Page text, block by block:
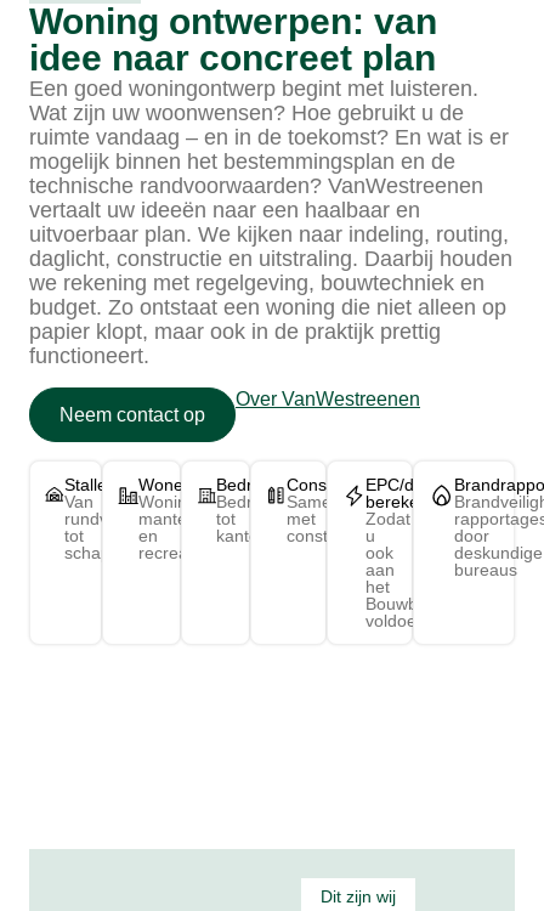
Woning ontwerpen: van
idee naar concreet plan
Een goed woningontwerp begint met luisteren.
Wat zijn uw woonwensen? Hoe gebruikt u de
ruimte vandaag – en in de toekomst? En wat is er
mogelijk binnen het bestemmingsplan en de
technische randvoorwaarden? VanWestreenen
vertaalt uw ideeën naar een haalbaar en
uitvoerbaar plan. We kijken naar indeling, routing,
daglicht, constructie en uitstraling. Daarbij houden
we rekening met regelgeving, bouwtechniek en
budget. Zo ontstaat een woning die niet alleen op
papier klopt, maar ook in de praktijk prettig
functioneert.
Neem contact op
Over VanWestreenen
Stallen
Van
rundvee-
tot
schapenstal
Wonen
Woningen,
mantelzorg
en
recreatie
Bedrijfsgebouwen
Bedrijfshallen
tot
kantoren
Constructieberekening
Samenwerking
met
constructeurs
EPC/daglicht-
berekeningen
Zodat
u
ook
aan
het
Bouwbesluit
voldoet
door
deskundige
bureaus
Dit zijn wij